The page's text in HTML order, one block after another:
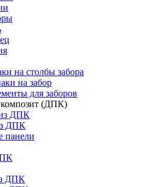
на столбы забора
на забор
для заборов
(ДПК)
из ДПК
ДПК
панели
ДПК